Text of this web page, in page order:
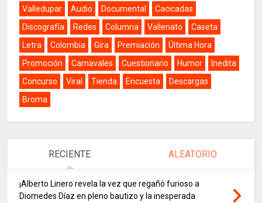
Valledupar
Audio Documental
Cacicadas
Discografía
Redes Columna Vallenato
Caseta
Letra
Colombia Gira Premiación
Última Hora
Promoción
Carnavales Cuestionario Humor
Inedita
Concurso
Viral Tienda Encuesta
Descargas
Broma
RECIENTE ALEATORIO
¡Alberto Linero revela la vez que regañó furioso a
Diomedes Díaz en pleno bautizo y la inesperada